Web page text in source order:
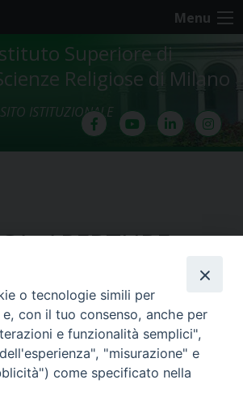
Menu
Superiore di
Religiose di Milano
SITO ISTITUZIONALE
APERTURE-
dal 17 al 28
2018
Biblioteca sono previste alcune
o tecnologie simili per
con il tuo consenso, anche per
e funzionalità semplici",
"misurazione" e
come specificato nella